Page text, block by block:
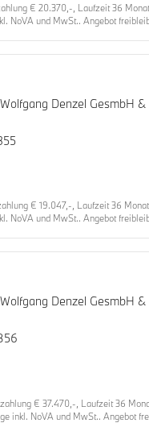
€ 20.370,-, Laufzeit 36
und MwSt.. Angebot
Denzel GesmbH &
€ 19.047,-, Laufzeit 36
und MwSt.. Angebot
Denzel GesmbH &
€ 37.470,-, Laufzeit 36
NoVA und MwSt.. Angebot